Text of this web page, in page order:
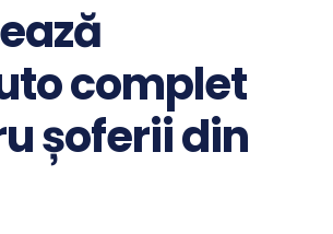
complet
șoferii din